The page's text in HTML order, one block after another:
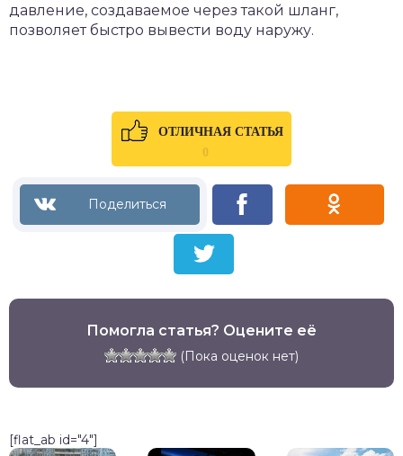
давление, создаваемое через такой шланг,
позволяет быстро вывести воду наружу.
ОТЛИЧНАЯ СТАТЬЯ
0
Помогла статья? Оцените её
(Пока оценок нет)
[flat_ab id="4"]